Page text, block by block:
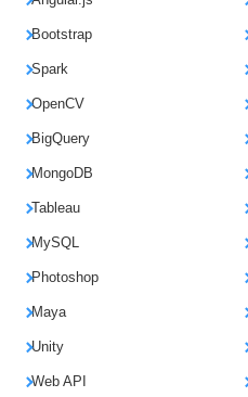
Bootstrap
Spark
OpenCV
BigQuery
MongoDB
Tableau
MySQL
Photoshop
Maya
Unity
Web API